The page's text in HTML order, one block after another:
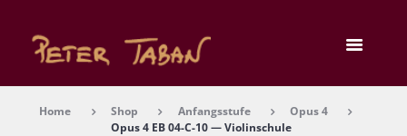
Home Shop Anfangsstufe
Opus 4
Opus 4 EB 04-C-10 — Vio­lin­schu­le